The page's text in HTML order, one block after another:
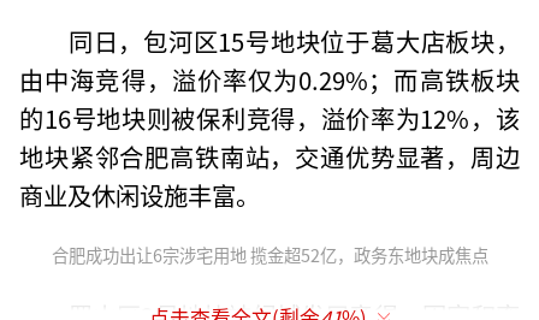
同日，包河区15号地块位于葛大店板块，
由中海竞得，溢价率仅为0.29%；而高铁板块
的16号地块则被保利竞得，溢价率为12%，该
地块紧邻合肥高铁南站，交通优势显著，周边
商业及休闲设施丰富。
合肥成功出让6宗涉宅用地 揽金超52亿，政务东地块成焦点